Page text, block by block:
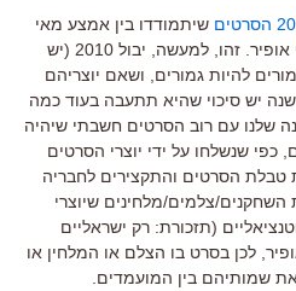
שיתמודדו בין אמצע מאי
לסוף יוני על המועמדויות לפרסי אופיר. זהו, למעשה, יבול 2010 (יש
להיות גמורים, ושאם יוצריהם
יש סיכוי שהיא תתעבה בעוד כמה
שלנו עם רוב הסרטים חשבתי שיהיה
שנשלחו על ידי יוצרי הסרטים
הסרטים והתקצירים לחבריה
צלמים/מלחינים שיוצרי
(תזכורת: רק ישראליים
לכן בסרט בו הצלם או המלחין או
שמותיהם בין המועמדים.